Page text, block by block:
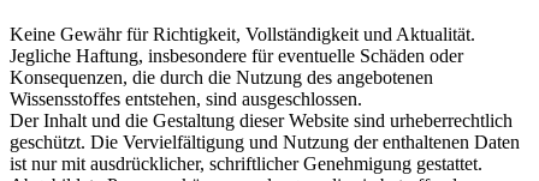
Keine Gewähr für Richtigkeit, Vollständigkeit und Aktualität.
Jegliche Haftung, insbesondere für eventuelle Schäden oder
Konsequenzen, die durch die Nutzung des angebotenen
Wissensstoffes entstehen, sind ausgeschlossen.
Der Inhalt und die Gestaltung dieser Website sind urheberrechtlich
geschützt. Die Vervielfältigung und Nutzung der enthaltenen Daten
ist nur mit ausdrücklicher, schriftlicher Genehmigung gestattet.